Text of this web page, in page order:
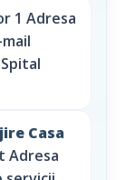
1 Adresa
Casa
Adresa